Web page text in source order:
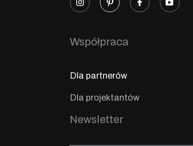
Współpraca
Dla partnerów
Dla projektantów
Newsletter